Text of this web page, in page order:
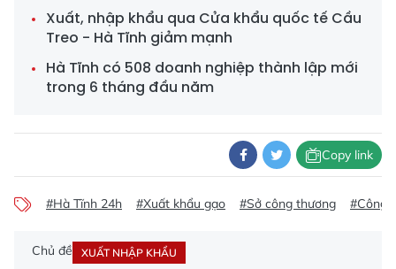
Xuất, nhập khẩu qua Cửa khẩu quốc tế Cầu
Treo - Hà Tĩnh giảm mạnh
Hà Tĩnh có 508 doanh nghiệp thành lập mới
trong 6 tháng đầu năm
Copy link
#Hà Tĩnh 24h #Xuất khẩu gạo #Sở công thương #Công
Chủ đề XUẤT NHẬP KHẨU